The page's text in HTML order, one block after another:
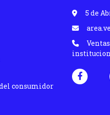
consumidor
5 de